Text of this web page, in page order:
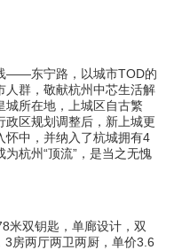
——东宁路，以城市TOD的
人群，敬献杭州中芯生活解
城所在地，上城区自古繁
政区规划调整后，新上城更
怀中，并纳入了杭城拥有4
杭州“顶流”，是当之无愧
米双钥匙，单廊设计，双
房两厅两卫两厨，单价3.6